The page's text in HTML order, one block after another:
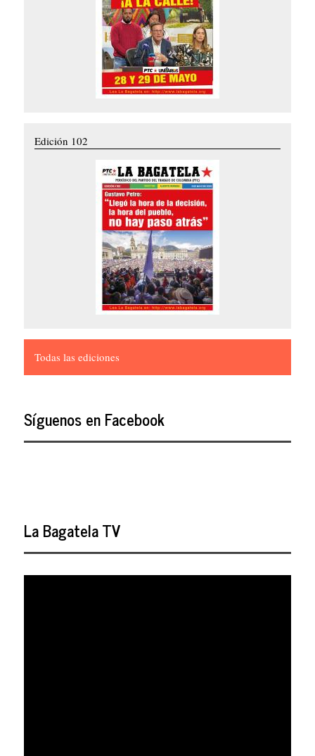
Edición 102
Todas las ediciones
Síguenos en Facebook
La Bagatela TV